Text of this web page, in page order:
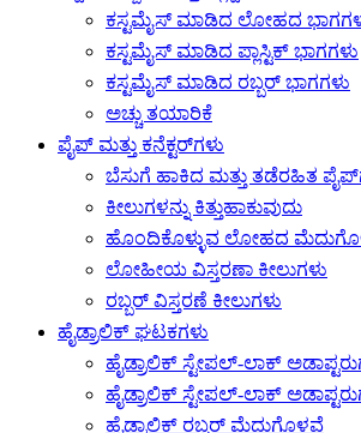
ಕಸ್ಟಮೈಸ್ ಮಾಡಿದ ಲೋಹದ
ಕಸ್ಟಮೈಸ್ ಮಾಡಿದ ಪ್ಲಾಸ್ಟಿಕ್ ಭಾಗಗಳು
ಕಸ್ಟಮೈಸ್ ಮಾಡಿದ ರಬ್ಬರ್ ಭಾಗಗಳು
ಅಚ್ಚು ತಯಾರಿಕೆ
ಪೈಪ್ ಮತ್ತು ಕನೆಕ್ಟರ್‌ಗಳು
ಬೆಸುಗೆ ಹಾಕಿದ ಮತ್ತು ತಡೆರಹಿತ
ಕೀಲುಗಳನ್ನು ಕಿತ್ತುಹಾಕುವುದು
ಹೊಂದಿಕೊಳ್ಳುವ ಲೋಹದ
ಲೋಹೀಯ ವಿಸ್ತರಣಾ ಕೀಲುಗಳು
ರಬ್ಬರ್ ವಿಸ್ತರಣೆ ಕೀಲುಗಳು
ಹೈಡ್ರಾಲಿಕ್ ಘಟಕಗಳು
ಹೈಡ್ರಾಲಿಕ್ ಸ್ಟೇಪಲ್-ಲಾಕ್
ಹೈಡ್ರಾಲಿಕ್ ಸ್ಟೇಪಲ್-ಲಾಕ್
ಹೈಡ್ರಾಲಿಕ್ ರಬ್ಬರ್ ಮೆದುಗೊಳವೆ